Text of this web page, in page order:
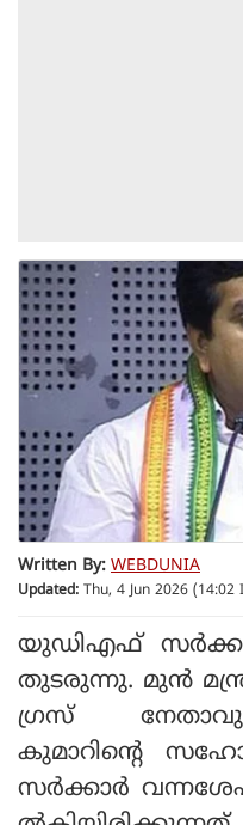
Written By: WEBDUNIA
Updated: Thu, 4 Jun 2026 (14:02
യുഡിഎഫ്
തുടരുന്നു. മുൻ
ഗ്രസ്
കുമാറിന്റെ
സർക്കാർ